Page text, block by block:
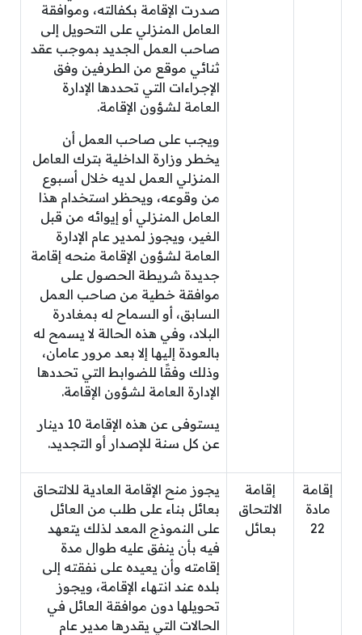
صدرت الإقامة بكفالته، وموافقة
العامل المنزلي على التحويل إلى
صاحب العمل الجديد بموجب عقد
ثنائي موقع من الطرفين وفق
الإجراءات التي تحددها الإدارة
العامة لشؤون الإقامة.
ويجب على صاحب العمل أن
يخطر وزارة الداخلية بترك العامل
المنزلي العمل لديه خلال أسبوع
من وقوعه، ويحظر استخدام هذا
العامل المنزلي أو إيوائه من قبل
الغير، ويجوز لمدير عام الإدارة
العامة لشؤون الإقامة منحه إقامة
جديدة شريطة الحصول على
موافقة خطية من صاحب العمل
السابق، أو السماح له بمغادرة
البلاد، وفي هذه الحالة لا يسمح له
بالعودة إليها إلا بعد مرور عامان،
وذلك وفقًا للضوابط التي تحددها
الإدارة العامة لشؤون الإقامة.
يستوفى عن هذه الإقامة 10 دينار
عن كل سنة للإصدار أو التجديد.
إقامة
مادة
22
إقامة
الالتحاق
بعائل
يجوز منح الإقامة العادية للالتحاق
بعائل بناء على طلب من العائل
على النموذج المعد لذلك يتعهد
فيه بأن ينفق عليه طوال مدة
إقامته وأن يعيده على نفقته إلى
بلده عند انتهاء الإقامة، ويجوز
تحويلها دون موافقة العائل في
الحالات التي يقدرها مدير عام